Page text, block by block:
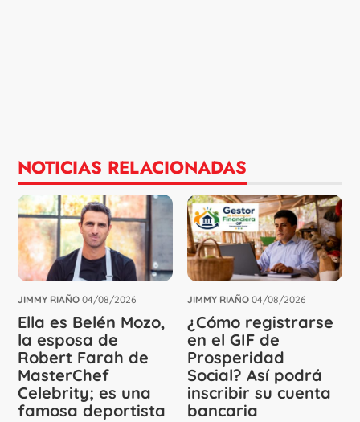
NOTICIAS RELACIONADAS
JIMMY RIAÑO 04/08/2026
Ella es Belén Mozo,
la esposa de
Robert Farah de
MasterChef
Celebrity; es una
famosa deportista
JIMMY RIAÑO 04/08/2026
¿Cómo registrarse
en el GIF de
Prosperidad
Social? Así podrá
inscribir su cuenta
bancaria